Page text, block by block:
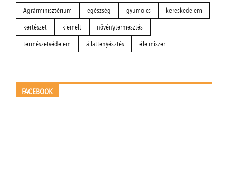
Agrárminisztérium egészség gyümölcs
kereskedelem
kertészet
kiemelt
növénytermesztés
természetvédelem
állattenyésztés élelmiszer
FACEBOOK